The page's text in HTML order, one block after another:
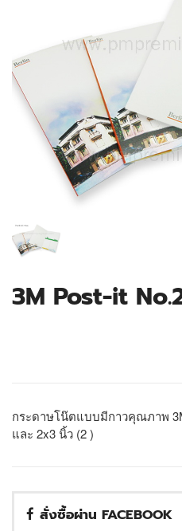
3M Post-it
กระดาษโน๊ตแบบมีกาวคุณภาพ
และ 2x3 นิ้ว (2 )
สั่งซื้อผ่าน FACEBOOK